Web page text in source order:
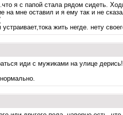
я с папой стала рядом сидеть.
на мне оставил и я ему так и не
жить негде. нету
иди с мужиками на улице